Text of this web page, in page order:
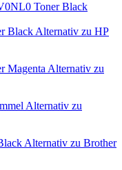
Toner Black
Alternativ zu HP
Alternativ zu
Alternativ zu
Alternativ zu Brother